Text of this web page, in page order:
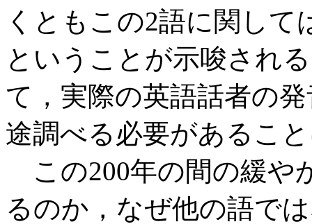
くともこの2語に関し
ということが示唆され
て，実際の英語話者の
途調べる必要があるこ
この200年の間の緩や
るのか，なぜ他の語で